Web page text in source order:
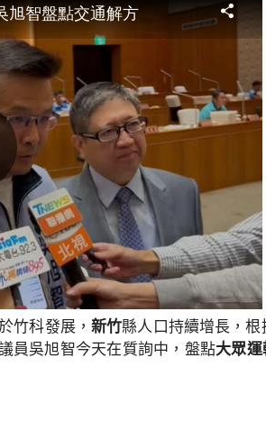
竹科發展， 新竹縣人口持續增長，根
員吳旭智今天在質詢中，盤點大眾運